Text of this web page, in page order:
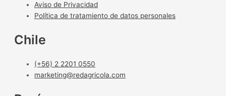
Aviso de Privacidad
Política de tratamiento de datos personales
Chile
(+56) 2 2201 0550
marketing@redagricola.com